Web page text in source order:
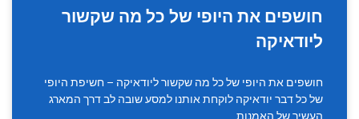
חושפים את היופי של כל מה שקשור
ליודאיקה
חושפים את היופי של כל מה שקשור ליודאיקה – חשיפת היופי
של כל דבר יודאיקה לוקחת אותנו למסע שובה לב דרך המארג
העשיר של האמנות